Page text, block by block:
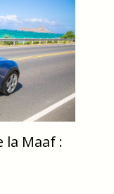
la Maaf :